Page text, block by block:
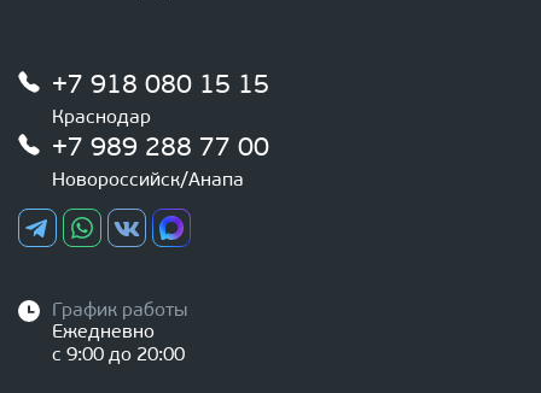
+7 918 080 15 15
Краснодар
+7 989 288 77 00
Новороссийск/Анапа
График работы
Ежедневно
с 9:00 до 20:00